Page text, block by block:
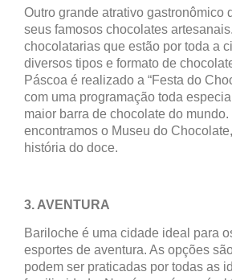
Outro grande atrativo gastronômico
seus famosos chocolates
chocolatarias que estão por toda a
diversos tipos e formato de
Páscoa é realizado a “Festa do
com uma programação toda
maior barra de chocolate do
encontramos o Museu do
história do doce.
3. AVENTURA
Bariloche é uma cidade ideal para
esportes de aventura. As opções
podem ser praticadas por todas as